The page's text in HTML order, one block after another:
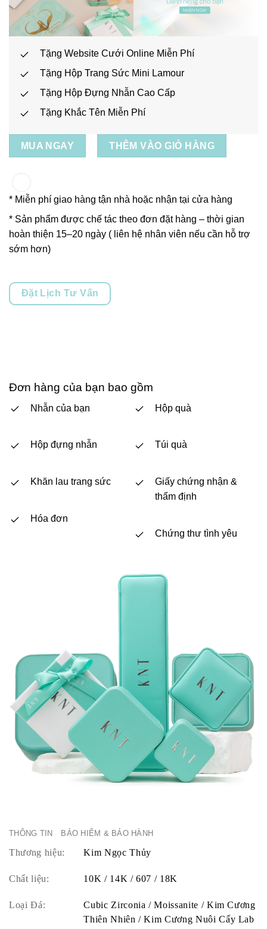
Tặng Website Cưới Online Miễn Phí
Tặng Hộp Trang Sức Mini Lamour
Tặng Hộp Đựng Nhẫn Cao Cấp
Tặng Khắc Tên Miễn Phí
MUA NGAY THÊM VÀO GIỎ HÀNG
* Miễn phí giao hàng tận nhà hoặc nhận tại cửa hàng
* Sản phẩm được chế tác theo đơn đặt hàng – thời gian
hoàn thiện 15–20 ngày ( liên hệ nhân viên nếu cần hỗ trợ
sớm hơn)
Đặt Lịch Tư Vấn
Đơn hàng của bạn bao gồm
Nhẫn của bạn
Hộp đựng nhẫn
Khăn lau trang sức
Hóa đơn
Hộp quà
Túi quà
Giấy chứng nhận &
thẩm định
Chứng thư tình yêu
THÔNG TIN BẢO HIỂM & BẢO HÀNH
Thương hiệu: Kim Ngọc Thủy
Chất liệu: 10K / 14K / 607 / 18K
Loại Đá:
Cubic Zirconia / Moissanite / Kim Cương
Thiên Nhiên / Kim Cương Nuôi Cấy Lab